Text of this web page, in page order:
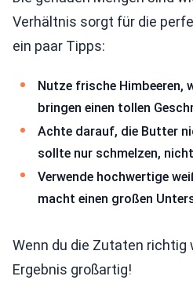
Verhältnis sorgt für die
ein paar Tipps:
Nutze frische Himbeeren,
bringen einen tollen
Achte darauf, die Butter
sollte nur schmelzen,
Verwende hochwertige
macht einen großen
Wenn du die Zutaten richtig
Ergebnis großartig!